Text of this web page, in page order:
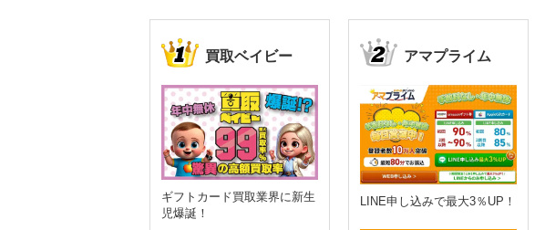
買取ベイビー
ギフトカード買取業界に新生
児爆誕！
アマプライム
LINE申し込みで最大3％UP！